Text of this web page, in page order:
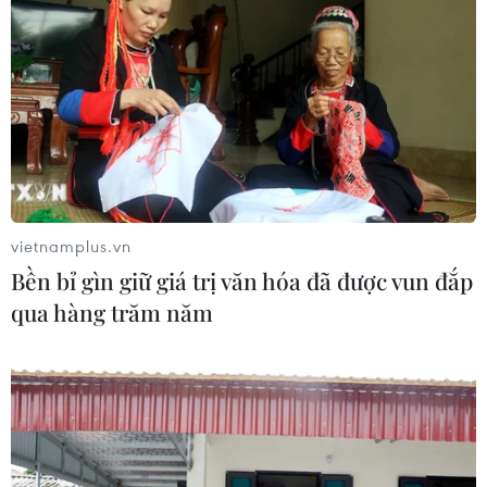
Bộ Xây dựng yêu cầu đầu tư hệ
thống trạm sạc điện trên cao tốc
Bắc-Nam
07/08/2026 08:15
Xuất hiện các cung trượt sạt kèm
theo nhiều vết nứt, gãy tại Sơn La
Thu hồi 89 ha đất đấu giá chọn nhà
hàng không
07/08/2026 06:46
vietnamplus.vn
Bền bỉ gìn giữ giá trị văn hóa đã được vun đắp
qua hàng trăm năm